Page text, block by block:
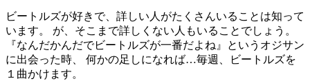
ビートルズが好きで、詳しい人がたくさんいることは知って
います。 が、そこまで詳しくない人もいることでしょう。
『なんだかんだでビートルズが一番だよね』というオジサン
に出会った時、 何かの足しになれば…毎週、ビートルズを
１曲かけます。